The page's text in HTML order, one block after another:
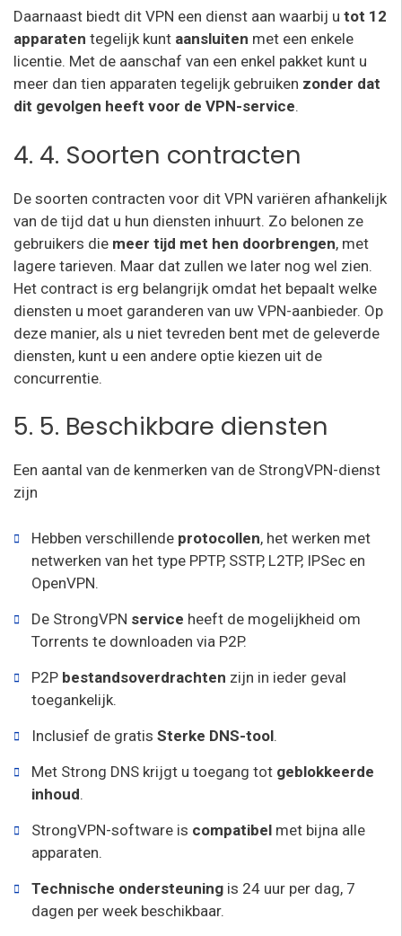
Daarnaast biedt dit VPN een dienst aan waarbij u tot 12
apparaten tegelijk kunt aansluiten met een enkele
licentie. Met de aanschaf van een enkel pakket kunt u
meer dan tien apparaten tegelijk gebruiken zonder dat
dit gevolgen heeft voor de VPN-service.
4. 4. Soorten contracten
De soorten contracten voor dit VPN variëren afhankelijk
van de tijd dat u hun diensten inhuurt. Zo belonen ze
gebruikers die meer tijd met hen doorbrengen, met
lagere tarieven. Maar dat zullen we later nog wel zien.
Het contract is erg belangrijk omdat het bepaalt welke
diensten u moet garanderen van uw VPN-aanbieder. Op
deze manier, als u niet tevreden bent met de geleverde
diensten, kunt u een andere optie kiezen uit de
concurrentie.
5. 5. Beschikbare diensten
Een aantal van de kenmerken van de StrongVPN-dienst
zijn
Hebben verschillende protocollen, het werken met
netwerken van het type PPTP, SSTP, L2TP, IPSec en
OpenVPN.
De StrongVPN service heeft de mogelijkheid om
Torrents te downloaden via P2P.
P2P bestandsoverdrachten zijn in ieder geval
toegankelijk.
Inclusief de gratis Sterke DNS-tool.
Met Strong DNS krijgt u toegang tot geblokkeerde
inhoud.
StrongVPN-software is compatibel met bijna alle
apparaten.
Technische ondersteuning is 24 uur per dag, 7
dagen per week beschikbaar.